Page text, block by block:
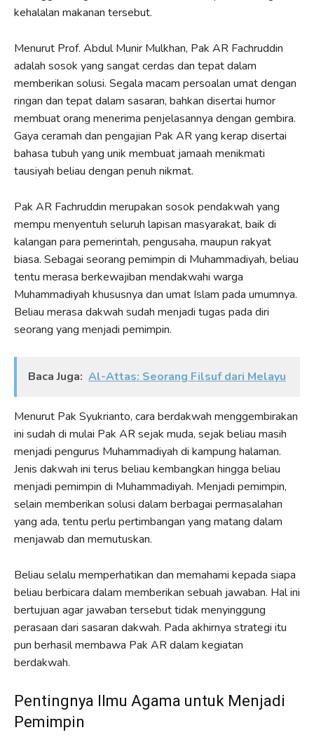
kehalalan makanan tersebut.
Menurut Prof. Abdul Munir Mulkhan, Pak AR Fachruddin
adalah sosok yang sangat cerdas dan tepat dalam
memberikan solusi. Segala macam persoalan umat dengan
ringan dan tepat dalam sasaran, bahkan disertai humor
membuat orang menerima penjelasannya dengan gembira.
Gaya ceramah dan pengajian Pak AR yang kerap disertai
bahasa tubuh yang unik membuat jamaah menikmati
tausiyah beliau dengan penuh nikmat.
Pak AR Fachruddin merupakan sosok pendakwah yang
mempu menyentuh seluruh lapisan masyarakat, baik di
kalangan para pemerintah, pengusaha, maupun rakyat
biasa. Sebagai seorang pemimpin di Muhammadiyah, beliau
tentu merasa berkewajiban mendakwahi warga
Muhammadiyah khususnya dan umat Islam pada umumnya.
Beliau merasa dakwah sudah menjadi tugas pada diri
seorang yang menjadi pemimpin.
Baca Juga: Al-Attas: Seorang Filsuf dari Melayu
Menurut Pak Syukrianto, cara berdakwah menggembirakan
ini sudah di mulai Pak AR sejak muda, sejak beliau masih
menjadi pengurus Muhammadiyah di kampung halaman.
Jenis dakwah ini terus beliau kembangkan hingga beliau
menjadi pemimpin di Muhammadiyah. Menjadi pemimpin,
selain memberikan solusi dalam berbagai permasalahan
yang ada, tentu perlu pertimbangan yang matang dalam
menjawab dan memutuskan.
Beliau selalu memperhatikan dan memahami kepada siapa
beliau berbicara dalam memberikan sebuah jawaban. Hal ini
bertujuan agar jawaban tersebut tidak menyinggung
perasaan dari sasaran dakwah. Pada akhirnya strategi itu
pun berhasil membawa Pak AR dalam kegiatan
berdakwah.
Pentingnya Ilmu Agama untuk Menjadi
Pemimpin